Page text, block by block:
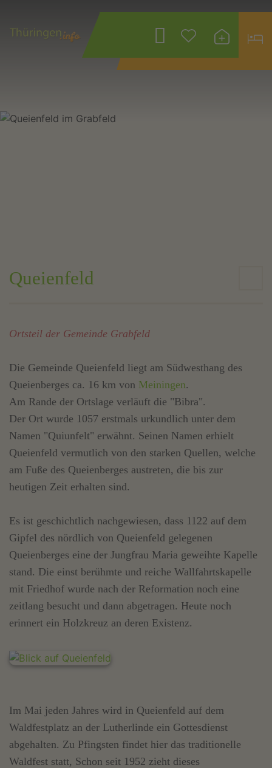
Wonach suchen
Queienfeld
Ortsteil der Gemeinde Grabfeld
Die Gemeinde Queienfeld liegt am Südwesthang des
Queienberges ca. 16 km von Meiningen.
Am Rande der Ortslage verläuft die "Bibra".
Der Ort wurde 1057 erstmals urkundlich unter dem
Namen "Quiunfelt" erwähnt. Seinen Namen erhielt
Queienfeld vermutlich von den starken Quellen, welche
am Fuße des Queienberges austreten, die bis zur
heutigen Zeit erhalten sind.
Es ist geschichtlich nachgewiesen, dass 1122 auf dem
Gipfel des nördlich von Queienfeld gelegenen
Queienberges eine der Jungfrau Maria geweihte Kapelle
stand. Die einst berühmte und reiche Wallfahrtskapelle
mit Friedhof wurde nach der Reformation noch eine
zeitlang besucht und dann abgetragen. Heute noch
erinnert ein Holzkreuz an deren Existenz.
Im Mai jeden Jahres wird in Queienfeld auf dem
Waldfestplatz an der Lutherlinde ein Gottesdienst
abgehalten. Zu Pfingsten findet hier das traditionelle
Waldfest statt, Schon seit 1952 zieht dieses